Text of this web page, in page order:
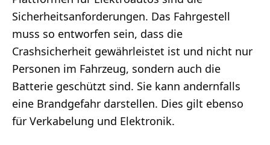
Sicherheitsanforderungen. Das Fahrgestell
muss so entworfen sein, dass die
Crashsicherheit gewährleistet ist und nicht nur
Personen im Fahrzeug, sondern auch die
Batterie geschützt sind. Sie kann andernfalls
eine Brandgefahr darstellen. Dies gilt ebenso
für Verkabelung und Elektronik.